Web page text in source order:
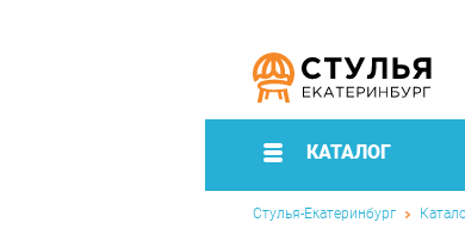
КАТАЛОГ
Стулья-Екатеринбург